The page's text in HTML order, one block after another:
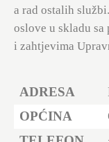
a rad ostalih
oslove u skladu
i zahtjevima
ADRESA
OPĆINA